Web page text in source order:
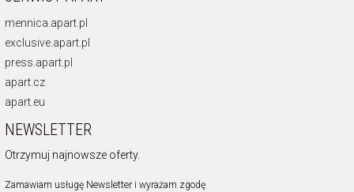
mennica.apart.pl
exclusive.apart.pl
press.apart.pl
apart.cz
apart.eu
NEWSLETTER
Otrzymuj najnowsze oferty.
Zamawiam usługę Newsletter i wyrażam zgodę